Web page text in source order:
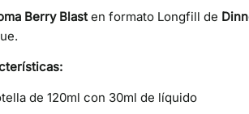
Berry Blasten formato Longfill de
de 120ml con 30ml de líquido